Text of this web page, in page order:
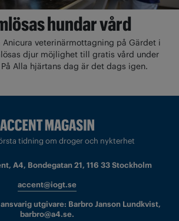
hundar vård
Anicura veterinärmottagning på Gärdet i
djur möjlighet till gratis vård under
Alla hjärtans dag är det dags igen.
tidning om droger och nykterhet
A4, Bondegatan 21, 116 33 Stockholm
accent@iogt.se
utgivare: Barbro Janson Lundkvist,
barbro@a4.se.